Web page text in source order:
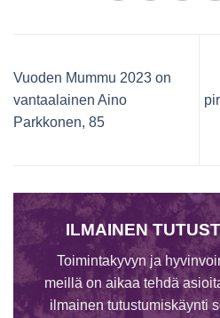
Vuoden Mummu 2023 on
vantaalainen Aino
Parkkonen, 85
ILMAINEN
Toimintakyvyn ja
meillä on aikaa tehdä
ilmainen tutustumiskäynti